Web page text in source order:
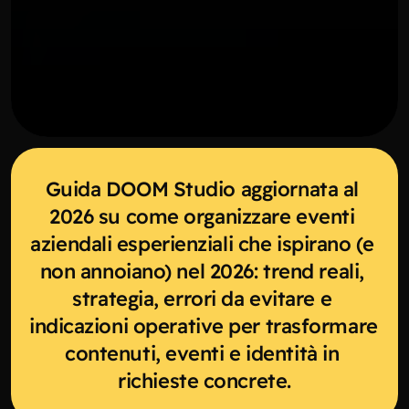
Guida DOOM Studio aggiornata al
2026 su come organizzare eventi
aziendali esperienziali che ispirano (e
non annoiano) nel 2026: trend reali,
strategia, errori da evitare e
indicazioni operative per trasformare
contenuti, eventi e identità in
richieste concrete.